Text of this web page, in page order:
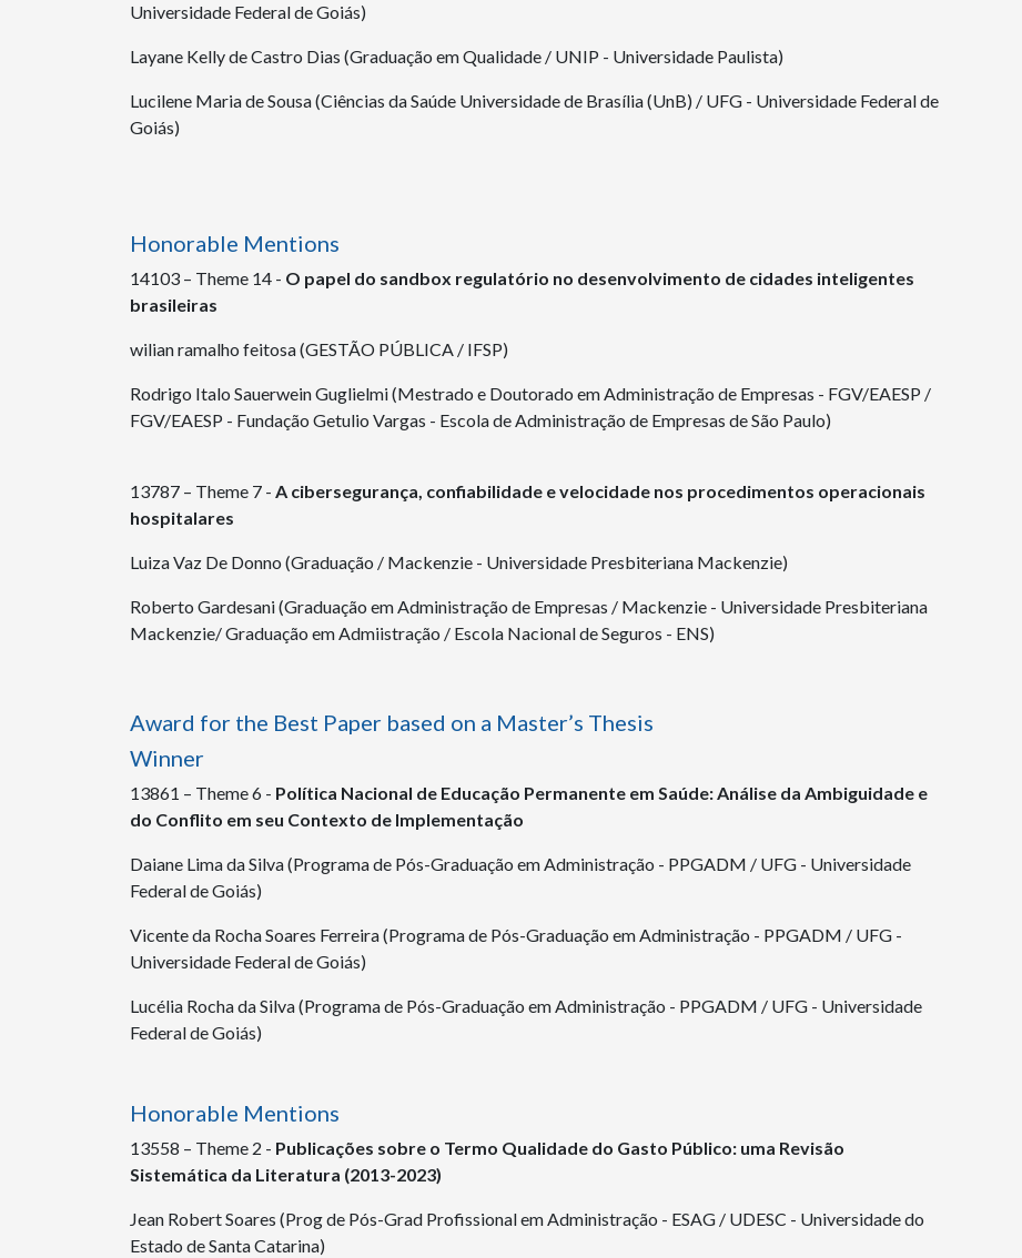
Universidade Federal de Goiás)
Layane Kelly de Castro Dias (Graduação em Qualidade / UNIP - Universidade Paulista)
Lucilene Maria de Sousa (Ciências da Saúde Universidade de Brasília (UnB) / UFG - Universidade Federal de
Goiás)
Honorable Mentions
14103 – Theme 14 - O papel do sandbox regulatório no desenvolvimento de cidades inteligentes
brasileiras
wilian ramalho feitosa (GESTÃO PÚBLICA / IFSP)
Rodrigo Italo Sauerwein Guglielmi (Mestrado e Doutorado em Administração de Empresas - FGV/EAESP /
FGV/EAESP - Fundação Getulio Vargas - Escola de Administração de Empresas de São Paulo)
13787 – Theme 7 - A cibersegurança, confiabilidade e velocidade nos procedimentos operacionais
hospitalares
Luiza Vaz De Donno (Graduação / Mackenzie - Universidade Presbiteriana Mackenzie)
Roberto Gardesani (Graduação em Administração de Empresas / Mackenzie - Universidade Presbiteriana
Mackenzie/ Graduação em Admiistração / Escola Nacional de Seguros - ENS)
Award for the Best Paper based on a Master’s Thesis
Winner
13861 – Theme 6 - Política Nacional de Educação Permanente em Saúde: Análise da Ambiguidade e
do Conflito em seu Contexto de Implementação
Daiane Lima da Silva (Programa de Pós-Graduação em Administração - PPGADM / UFG - Universidade
Federal de Goiás)
Vicente da Rocha Soares Ferreira (Programa de Pós-Graduação em Administração - PPGADM / UFG -
Universidade Federal de Goiás)
Lucélia Rocha da Silva (Programa de Pós-Graduação em Administração - PPGADM / UFG - Universidade
Federal de Goiás)
Honorable Mentions
13558 – Theme 2 - Publicações sobre o Termo Qualidade do Gasto Público: uma Revisão
Sistemática da Literatura (2013-2023)
Jean Robert Soares (Prog de Pós-Grad Profissional em Administração - ESAG / UDESC - Universidade do
Estado de Santa Catarina)